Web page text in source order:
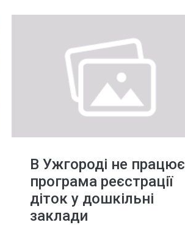
В Ужгороді не працює
програма реєстрації
діток у дошкільні
заклади